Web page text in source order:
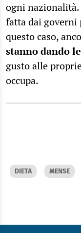
ogni
fatta dai governi
questo caso,
stanno dando
gusto alle
occupa.
DIETA MENSE